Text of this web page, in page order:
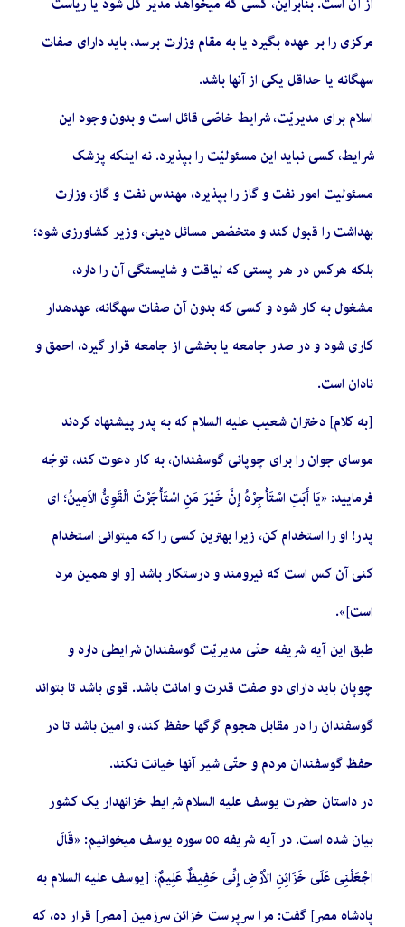
مرکزی را بر عهده بگیرد یا به مقام وزارت برسد، باید دارای صفات
سهگانه یا حداقل یکی از آنها باشد.
اسلام برای مدیریّت، شرایط خاصّی قائل است و بدون وجود این
شرایط، کسی نباید این مسئولیّت را بپذیرد. نه اینکه پزشک
مسئولیت امور نفت و گاز را بپذیرد، مهندس نفت و گاز، وزارت
بهداشت را قبول کند و متخصّص مسائل دینی، وزیر کشاورزی شود؛
بلکه هرکس در هر پستی که لیاقت و شایستگی آن را دارد،
مشغول به کار شود و کسی که بدون آن صفات سهگانه، عهدهدار
کاری شود و در صدر جامعه یا بخشی از جامعه قرار گیرد، احمق و
نادان است.
[به کلام] دختران شعیب علیه السلام که به پدر پیشنهاد کردند
موسای جوان را برای چوپانی گوسفندان، به کار دعوت کند، توجّه
فرمایید: «یَا أَبَتِ اسْتَأْجِرْهُ إِنَّ خَیْرَ مَنِ اسْتَأْجَرْتَ الْقَوِیُّ الاَمِینُ؛ ای
پدر! او را استخدام کن، زیرا بهترین کسی را که میتوانی استخدام
کنی آن کس است که نیرومند و درستکار باشد [و او همین مرد
است]».
طبق این آیه شریفه حتّی مدیریّت گوسفندان شرایطی دارد و
چوپان باید دارای دو صفت قدرت و امانت باشد. قوی باشد تا بتواند
گوسفندان را در مقابل هجوم گرگها حفظ کند، و امین باشد تا در
حفظ گوسفندان مردم و حتّی شیر آنها خیانت نکند.
در داستان حضرت یوسف علیه السلام شرایط خزانهدار یک کشور
بیان شده است. در آیه شریفه ٥٥ سوره یوسف میخوانیم: «قَالَ
اجْعَلْنِی عَلَی خَزَائِنِ الاْرْضِ إِنِّی حَفِیظٌ عَلِیمٌ؛ [یوسف علیه السلام به
پادشاه مصر] گفت: مرا سرپرست خزائن سرزمین [مصر] قرار ده، که